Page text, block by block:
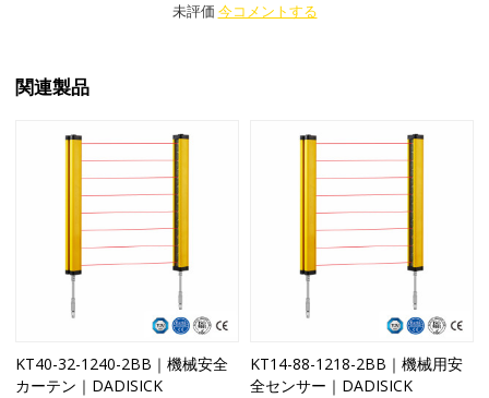
未評価 今コメントする
関連製品
KT40-32-1240-2BB｜機械安全
カーテン｜DADISICK
KT14-88-1218-2BB｜機械用安
全センサー｜DADISICK